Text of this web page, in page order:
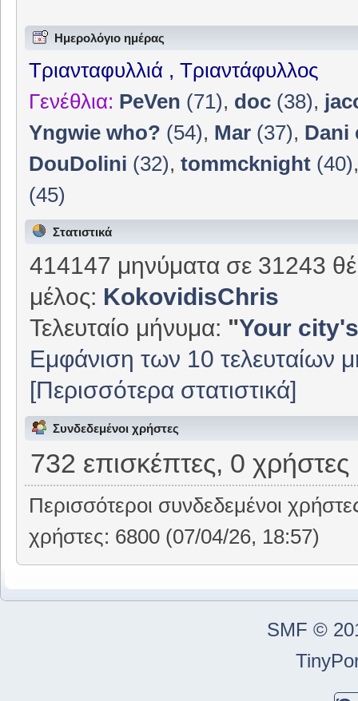
Ημερολόγιο ημέρας
Τριανταφυλλιά , Τριαντάφυλλος
Γενέθλια: PeVen (71), doc (38),
Yngwie who? (54), Mar (37), Dani
DouDolini (32),tommcknight (40)
(45)
Στατιστικά
414147 μηνύματα σε 31243
μέλος: KokovidisChris
Τελευταίο μήνυμα: "Your
Εμφάνιση των 10 τελευταίων
[Περισσότερα στατιστικά]
Συνδεδεμένοι χρήστες
732 επισκέπτες, 0 χρήστες
Περισσότεροι συνδεδεμένοι
χρήστες: 6800 (07/04/26, 18:57)
SMF ©